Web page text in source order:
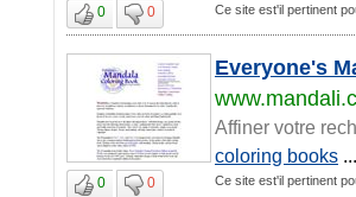
0 0 Ce site est'il pertinent
Everyone's
Affiner votre
coloring books ...
0 0 Ce site est'il pertinent